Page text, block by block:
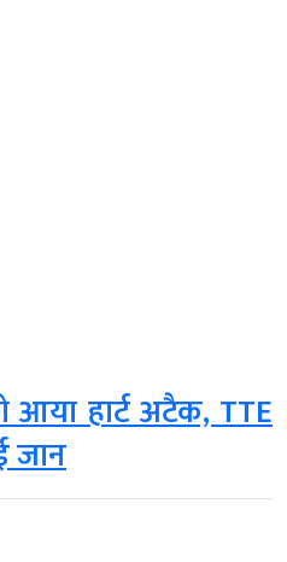
आया हार्ट अटैक, TTE
जान